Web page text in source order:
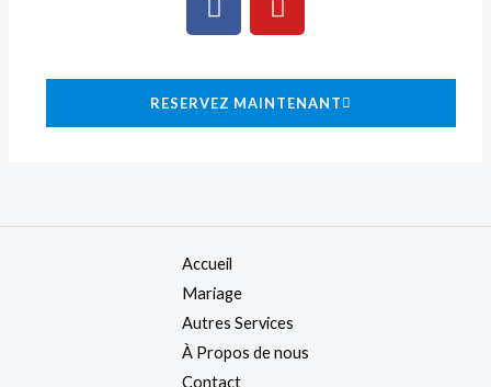
a
e
b
o
o
t
u
b
RESERVEZ MAINTENANT
Accueil
Mariage
Autres Services
À Propos de nous
Contact